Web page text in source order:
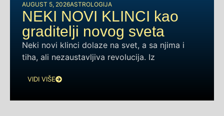
AUGUST 5, 2026ASTROLOGIJA
NEKI NOVI KLINCI kao
graditelji novog sveta
Neki novi klinci dolaze na svet, a sa njima i
tiha, ali nezaustavljiva revolucija. Iz
VIDI VIŠE